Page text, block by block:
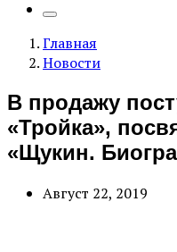
Главная
Новости
В продажу
«Тройка»,
«Щукин.
Август 22, 2019